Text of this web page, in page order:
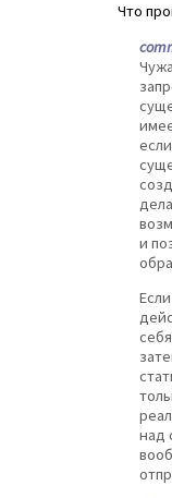
Что
и
над